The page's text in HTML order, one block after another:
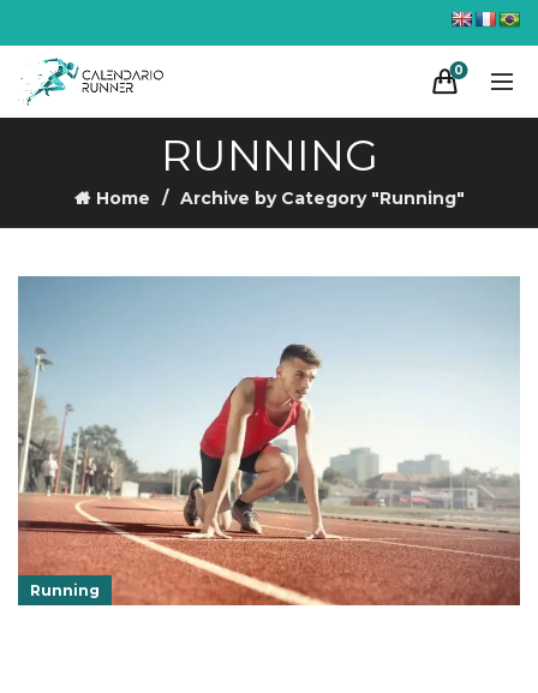
0
RUNNING
Home Archive by Category "Running"
Running